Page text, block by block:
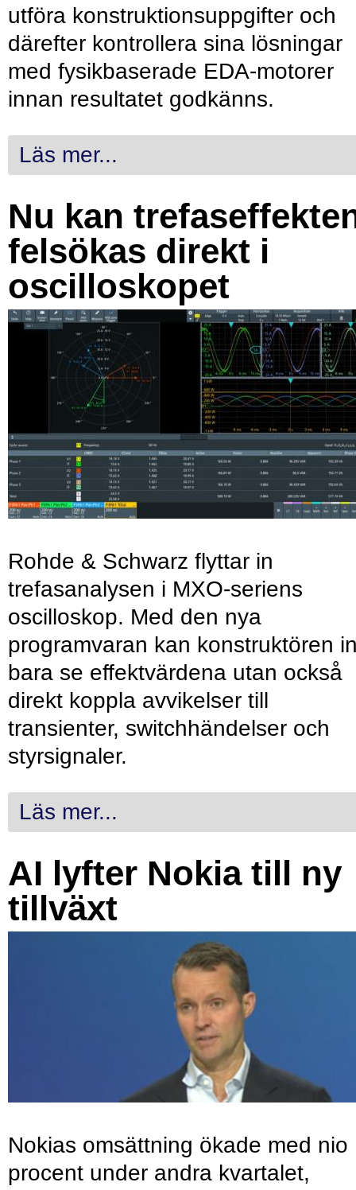
utföra konstruktionsuppgifter och
därefter kontrollera sina lösningar
med fysikbaserade EDA-motorer
innan resultatet godkänns.
Läs mer...
Nu kan
felsökas direkt i
oscilloskopet
Rohde & Schwarz flyttar in
trefasanalysen i MXO-seriens
oscilloskop. Med den nya
programvaran kan konstruktören
bara se effektvärdena utan också
direkt koppla avvikelser till
transienter, switchhändelser och
styrsignaler.
Läs mer...
AI lyfter Nokia till ny
tillväxt
Nokias omsättning ökade med nio
procent under andra kvartalet,